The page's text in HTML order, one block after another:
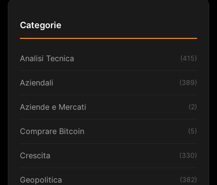
Categorie
Analisi Tecnica (415)
Aziendali (389)
Aziende e Mercati (2)
Comprare Bitcoin (5)
Crescita (330)
Geopolitica (382)